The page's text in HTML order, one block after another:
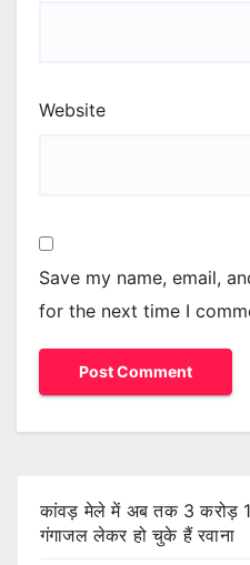
Website
Save my name, email,
for the next time I
कांवड़ मेले में अब तक 3 करोड़
गंगाजल लेकर हो चुके हैं रवाना